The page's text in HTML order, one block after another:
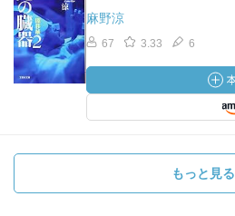
麻野涼
67 3.33 6
もっと見る